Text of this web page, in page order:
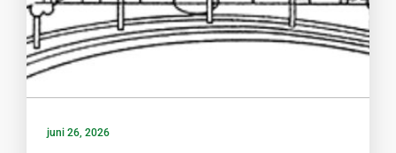
juni 26, 2026